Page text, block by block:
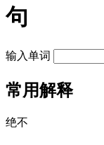
句
输入单词
常用解释
绝不